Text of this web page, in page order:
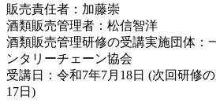
販売責任者：加藤崇
酒類販売管理者：松信智洋
酒類販売管理研修の受講実施団体
ンタリーチェーン協会
受講日：令和7年7月18日 (次回研修
17日)